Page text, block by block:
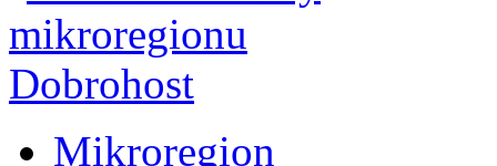
Mikroregion